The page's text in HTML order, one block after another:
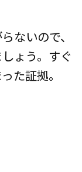
ないので、
ょう。すぐ
た証拠。